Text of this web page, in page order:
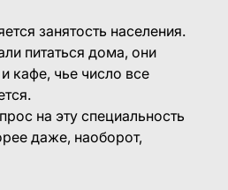
занятость населения.
питаться дома, они
кафе, чье число все
на эту специальность
даже, наоборот,